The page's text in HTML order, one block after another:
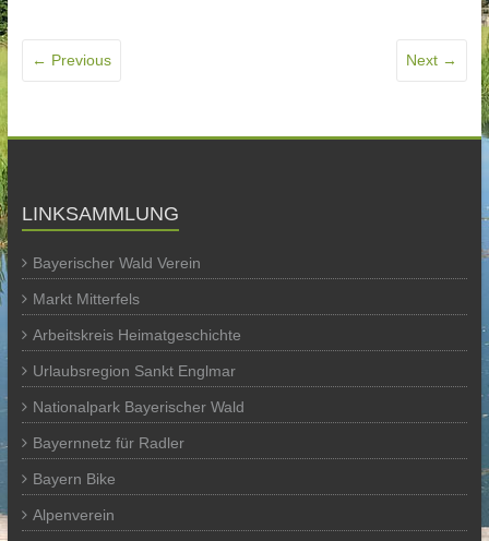
← Previous Next →
LINKSAMMLUNG
Bayerischer Wald Verein
Markt Mitterfels
Arbeitskreis Heimatgeschichte
Urlaubsregion Sankt Englmar
Nationalpark Bayerischer Wald
Bayernnetz für Radler
Bayern Bike
Alpenverein